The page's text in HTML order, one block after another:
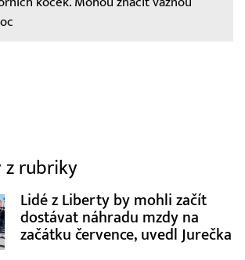
z rubriky
Lidé z Liberty by mohli začít
dostávat náhradu mzdy na
začátku července, uvedl Jurečka